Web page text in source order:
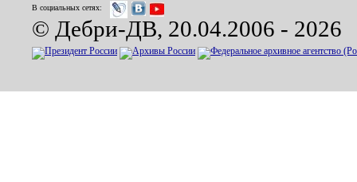
В социальных сетях:
© Дебри-ДВ, 20.04.2006 - 2026